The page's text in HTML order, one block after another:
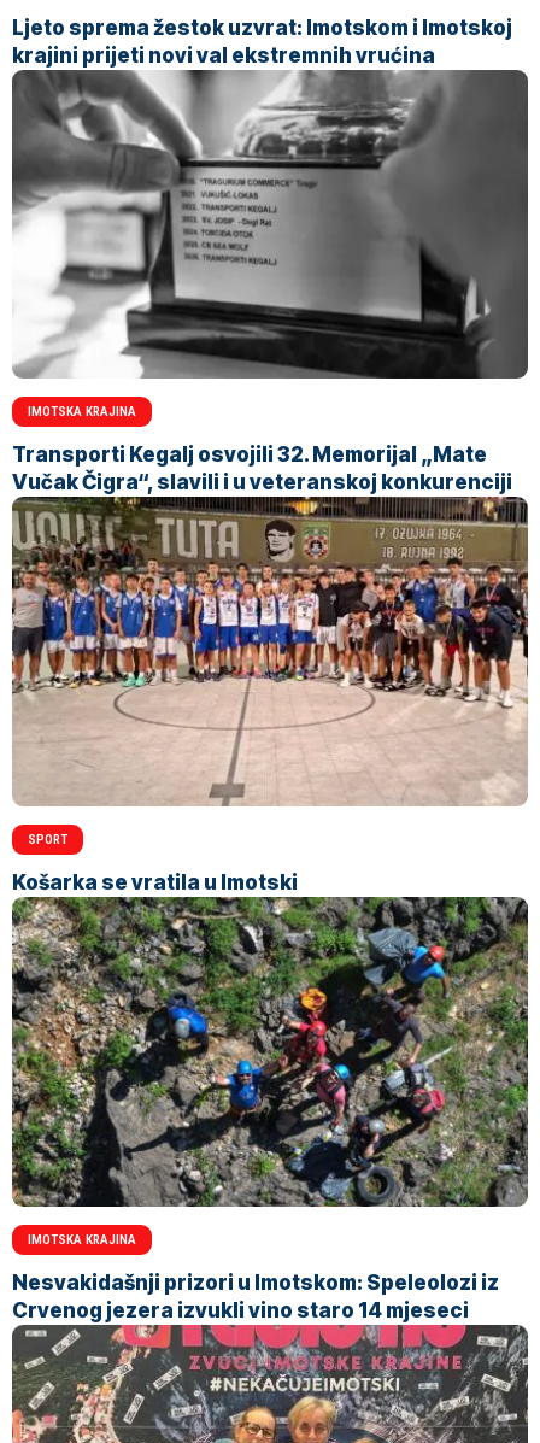
Ljeto sprema žestok uzvrat: Imotskom i Imotskoj
krajini prijeti novi val ekstremnih vrućina
IMOTSKA KRAJINA
Transporti Kegalj osvojili 32. Memorijal „Mate
Vučak Čigra“, slavili i u veteranskoj konkurenciji
SPORT
Košarka se vratila u Imotski
IMOTSKA KRAJINA
Nesvakidašnji prizori u Imotskom: Speleolozi iz
Crvenog jezera izvukli vino staro 14 mjeseci